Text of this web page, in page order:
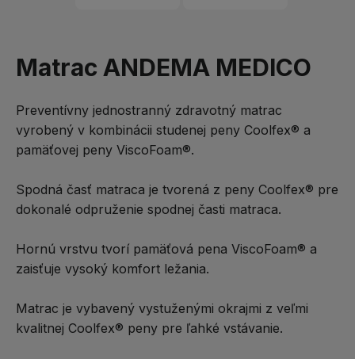
Matrac ANDEMA MEDICO
Preventívny jednostranný zdravotný matrac
vyrobený v kombinácii studenej peny Coolfex® a
pamäťovej peny ViscoFoam®.
Spodná časť matraca je tvorená z peny Coolfex® pre
dokonalé odpruženie spodnej časti matraca.
Hornú vrstvu tvorí pamäťová pena ViscoFoam® a
zaisťuje vysoký komfort ležania.
Matrac je vybavený vystuženými okrajmi z veľmi
kvalitnej Coolfex® peny pre ľahké vstávanie.